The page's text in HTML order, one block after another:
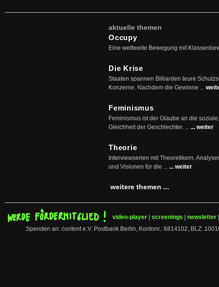
aktuelle themen
Occupy
Eine weltweite Bewegung mit
Die Krise
Staaten spannen Billiarden teure
Konzerne. Nachdem die Gewinne ...
Feminismus
Feminismus ist der Glaube an die
Gleichheit der Geschlechter. ... ... weiter
Theorie
Interviewserien mit Theoretikern,
und Visionen für die ... ... weiter
weitere themen ...
video-player screenings newsletter
Spenden an: content e.V. Postbank Berlin, Kontonr.: 6814102, BLZ: